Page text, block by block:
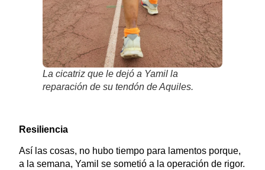
La cicatriz que le dejó a Yamil la
reparación de su tendón de Aquiles.
Resiliencia
Así las cosas, no hubo tiempo para lamentos porque,
a la semana, Yamil se sometió a la operación de rigor.